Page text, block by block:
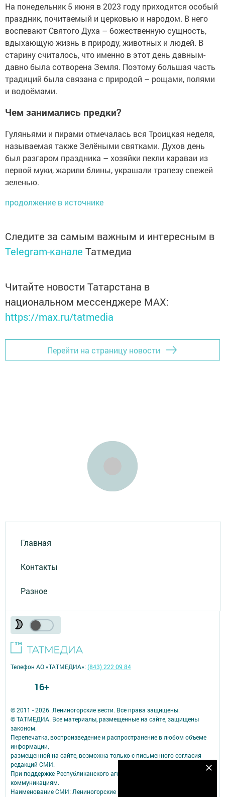
На понедельник 5 июня в 2023 году приходится особый
праздник, почитаемый и церковью и народом. В него
воспевают Святого Духа – божественную сущность,
вдыхающую жизнь в природу, животных и людей. В
старину считалось, что именно в этот день давным-
давно была сотворена Земля. Поэтому большая часть
традиций была связана с природой – рощами, полями
и водоёмами.
Чем занимались предки?
Гуляньями и пирами отмечалась вся Троицкая неделя,
называемая также Зелёными святками. Духов день
был разгаром праздника – хозяйки пекли караваи из
первой муки, жарили блины, украшали трапезу свежей
зеленью.
продолжение в источнике
Следите за самым важным и интересным в
Telegram-канале Татмедиа
Читайте новости Татарстана в
национальном мессенджере MАХ:
https://max.ru/tatmedia
Перейти на страницу новости
Главная
Контакты
Разное
© 2011 - 2026. Лениногорские вести. Все права защищены.
© ТАТМЕДИА. Все материалы, размещенные на сайте, защищены
законом.
Перепечатка, воспроизведение и распространение в любом объеме
информации,
размещенной на сайте, возможна только с письменного согласия
редакций СМИ.
При поддержке Республиканского агентства по печати и массовым
коммуникациям.
Наименование СМИ: Лениногорские вести
Телефон АО «ТАТМЕДИА»:(843) 222 09 84
16+